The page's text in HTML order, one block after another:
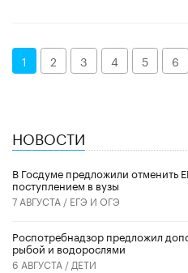
1 2 3 4 5 6
НОВОСТИ
В Госдуме предложили отменить
поступлением в вузы
7 АВГУСТА / ЕГЭ И ОГЭ
Роспотребнадзор предложил
рыбой и водорослями
6 АВГУСТА / ДЕТИ